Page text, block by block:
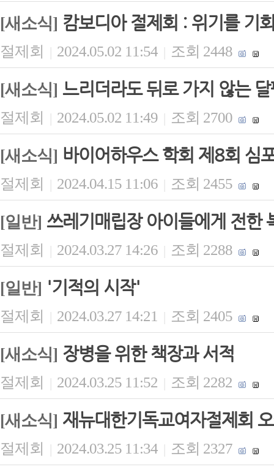
[새소식] 캄보디아 절제회 : 위기를 기
절제회 | 2024.05.02 11:54 | 조회 2448
[새소식] 느리더라도 뒤로 가지 않는
절제회 | 2024.05.02 11:49 | 조회 2700
[새소식] 바이어하우스 학회 제8회 심
절제회 | 2024.04.15 11:06 | 조회 2455
[일반] 쓰레기매립장 아이들에게 전한
절제회 | 2024.03.27 14:26 | 조회 2288
[일반] '기적의 시작'
절제회 | 2024.03.27 14:21 | 조회 2405
[새소식] 장병을 위한 책장과 서적
절제회 | 2024.03.25 11:52 | 조회 2282
[새소식] 재뉴대한기독교여자절제회
절제회 | 2024.03.25 11:34 | 조회 2327